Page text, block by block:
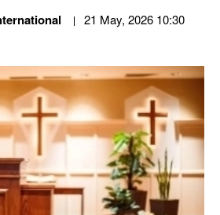
21 May, 2026 10:30